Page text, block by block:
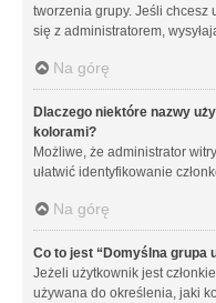
tworzenia grupy. Jeśli chcesz
się z administratorem,
Na górę
Dlaczego niektóre nazwy
kolorami?
Możliwe, że administrator
ułatwić identyfikowanie
Na górę
Co to jest “Domyślna grupa
Jeżeli użytkownik jest
używana do określenia, jaki